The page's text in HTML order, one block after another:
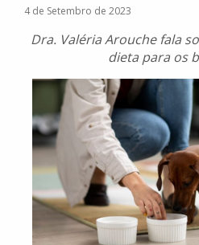
4 de Setembro de 2023
Dra. Valéria Arouche fala
dieta para os